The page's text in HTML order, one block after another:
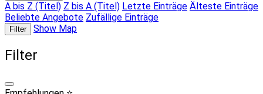
A bis Z (Titel) Z bis A (Titel) Letzte Einträge Älteste Einträge
Beliebte Angebote Zufällige Einträge
Filter Show Map
Filter